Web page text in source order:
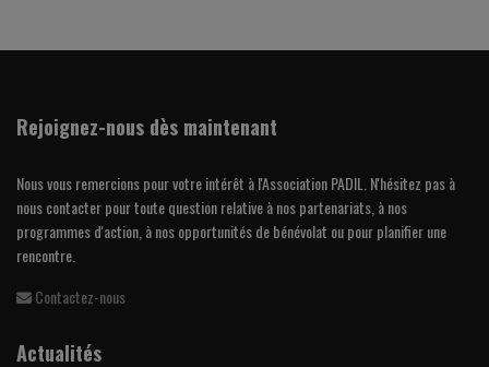
Rejoignez-nous dès maintenant
Nous vous remercions pour votre intérêt à l'Association PADIL. N'hésitez pas à
nous contacter pour toute question relative à nos partenariats, à nos
programmes d'action, à nos opportunités de bénévolat ou pour planifier une
rencontre.
Contactez-nous
Actualités